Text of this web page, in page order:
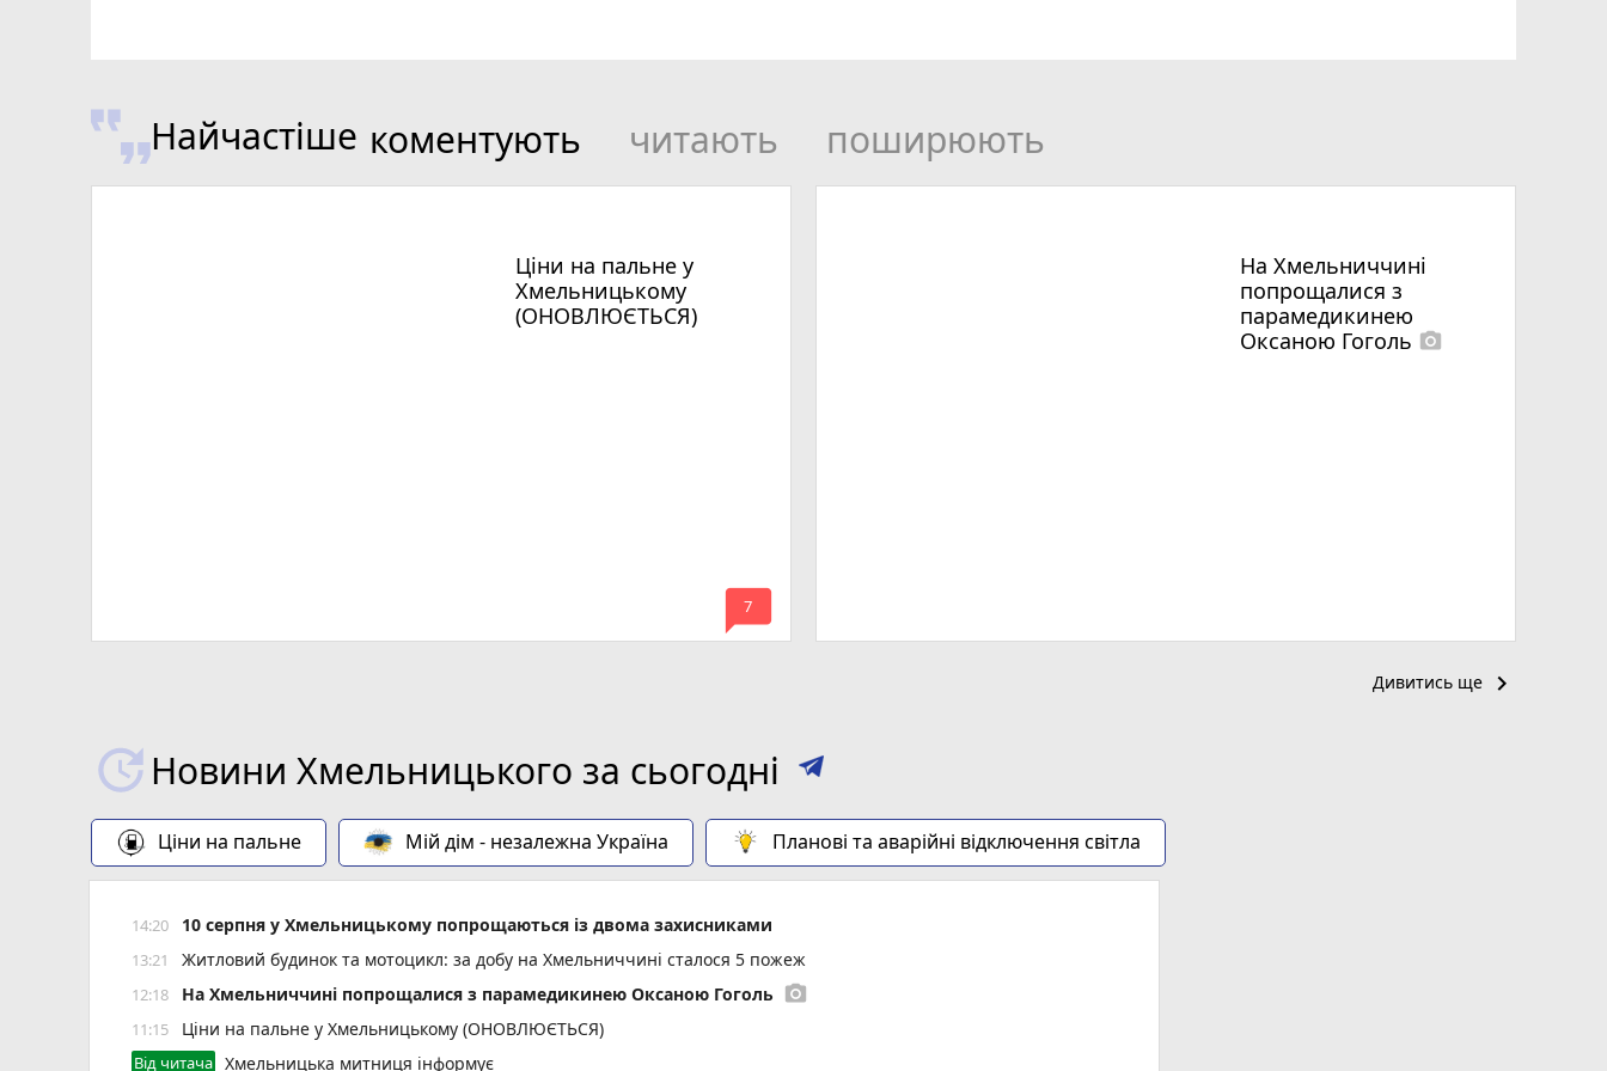
Найчастіше коментують читають поширюють
Ціни на пальне у
Хмельницькому
(ОНОВЛЮЄТЬСЯ)
mode_comment
7
На Хмельниччині
попрощалися з
парамедикинею
Оксаною Гоголь photo_camera
Дивитись ще keyboard_arrow_right
Новини Хмельницького за сьогодні
Ціни на пальне Мій дім - незалежна Україна Планові та аварійні відключення світла
14:20 10 серпня у Хмельницькому попрощаються із двома захисниками
13:21 Житловий будинок та мотоцикл: за добу на Хмельниччині сталося 5 пожеж
12:18 На Хмельниччині попрощалися з парамедикинею Оксаною Гоголь photo_camera
11:15 Ціни на пальне у Хмельницькому (ОНОВЛЮЄТЬСЯ)
Від читача Хмельницька митниця інформує